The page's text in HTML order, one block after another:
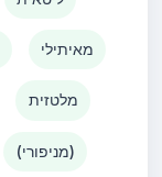
מאיתילי
מלטזית
(מניפורי)